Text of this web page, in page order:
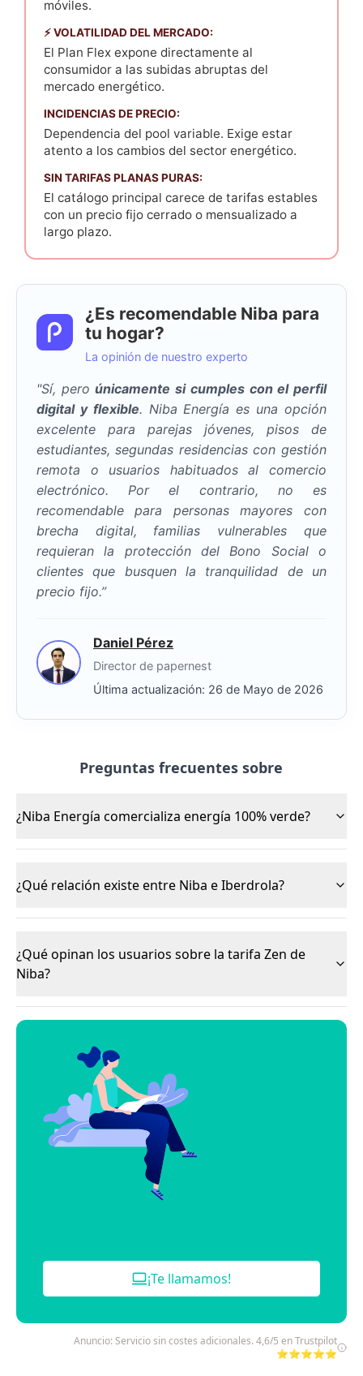
móviles.
⚡ VOLATILIDAD DEL MERCADO:
El Plan Flex expone directamente al
consumidor a las subidas abruptas del
mercado energético.
INCIDENCIAS DE PRECIO:
Dependencia del pool variable. Exige estar
atento a los cambios del sector energético.
SIN TARIFAS PLANAS PURAS:
El catálogo principal carece de tarifas estables
con un precio fijo cerrado o mensualizado a
largo plazo.
¿Es recomendable Niba para
tu hogar?
La opinión de nuestro experto
"Sí, peroúnicamente si cumples con el perfil
digital y flexible. Niba Energía es una opción
excelente para parejas jóvenes, pisos de
estudiantes, segundas residencias con gestión
remota o usuarios habituados al comercio
electrónico. Por el contrario, no es
recomendable para personas mayores con
brecha digital, familias vulnerables que
requieran la protección delBono Socialo
clientes que busquen la tranquilidad de un
precio fijo.”
Daniel Pérez
Director de papernest
Última actualización: 26 de Mayo de 2026
Preguntas frecuentes sobre
¿Niba Energía comercializa energía 100% verde?
¿Qué relación existe entre Niba e Iberdrola?
¿Qué opinan los usuarios sobre la tarifa Zen de
Niba?
¡Te llamamos!
Anuncio: Servicio sin costes adicionales. 4,6/5 en Trustpilot
⭐⭐⭐⭐⭐